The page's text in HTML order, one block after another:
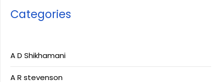
Categories
A D Shikhamani
A R stevenson